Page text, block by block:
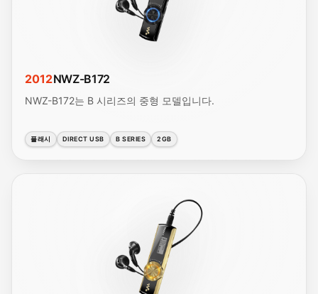
2012NWZ-B172
NWZ-B172는 B 시리즈의 중형 모델입니다.
플래시 DIRECT USB B SERIES 2GB